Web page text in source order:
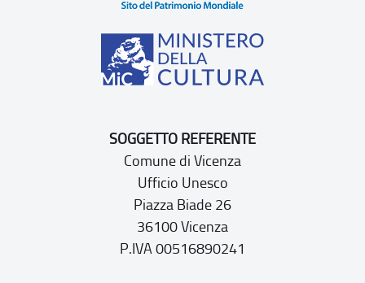
SOGGETTO REFERENTE
Comune di Vicenza
Ufficio Unesco
Piazza Biade 26
36100 Vicenza
P.IVA 00516890241